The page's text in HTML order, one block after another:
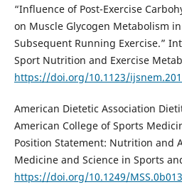
“Influence of Post-Exercise
on Muscle Glycogen Metabolism
Subsequent Running Exercise.”
Sport Nutrition and Exercise
https://doi.org/10.1123/
American Dietetic Association
American College of Sports
Position Statement: Nutrition and
Medicine and Science in Sports
https://doi.org/10.1249/